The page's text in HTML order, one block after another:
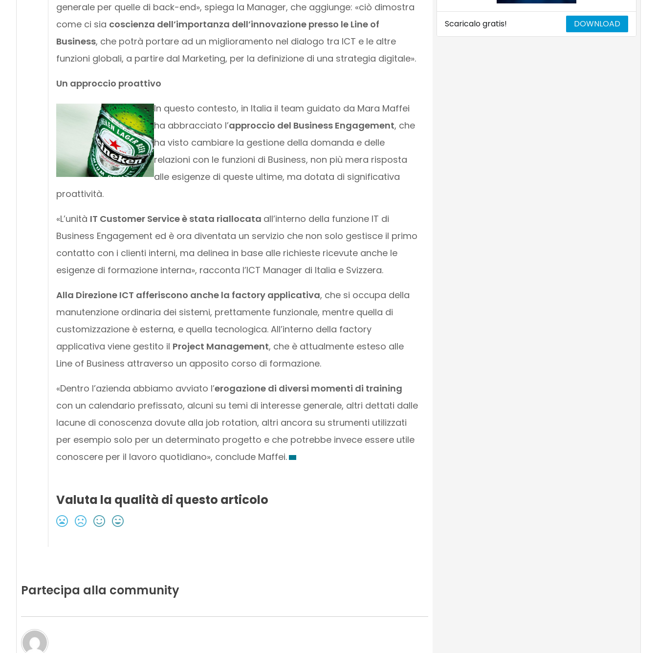
generale per quelle di back-end», spiega la Manager, che aggiunge: «ciò dimostra
come ci sia coscienza dell’importanza dell’innovazione presso le Line of
Business, che potrà portare ad un miglioramento nel dialogo tra ICT e le altre
funzioni globali, a partire dal Marketing, per la definizione di una strategia digitale».
Un approccio proattivo
In questo contesto, in Italia il team guidato da Mara Maffei
ha abbracciato l’approccio del Business Engagement, che
ha visto cambiare la gestione della domanda e delle
relazioni con le funzioni di Business, non più mera risposta
alle esigenze di queste ultime, ma dotata di significativa
proattività.
«L’unità IT Customer Service è stata riallocata all’interno della funzione IT di
Business Engagement ed è ora diventata un servizio che non solo gestisce il primo
contatto con i clienti interni, ma delinea in base alle richieste ricevute anche le
esigenze di formazione interna», racconta l’ICT Manager di Italia e Svizzera.
Alla Direzione ICT afferiscono anche la factory applicativa, che si occupa della
manutenzione ordinaria dei sistemi, prettamente funzionale, mentre quella di
customizzazione è esterna, e quella tecnologica. All’interno della factory
applicativa viene gestito il Project Management, che è attualmente esteso alle
Line of Business attraverso un apposito corso di formazione.
«Dentro l’azienda abbiamo avviato l’erogazione di diversi momenti di training
con un calendario prefissato, alcuni su temi di interesse generale, altri dettati dalle
lacune di conoscenza dovute alla job rotation, altri ancora su strumenti utilizzati
per esempio solo per un determinato progetto e che potrebbe invece essere utile
conoscere per il lavoro quotidiano», conclude Maffei.
Valuta la qualità di questo articolo
Partecipa alla community
Scaricalo gratis! DOWNLOAD